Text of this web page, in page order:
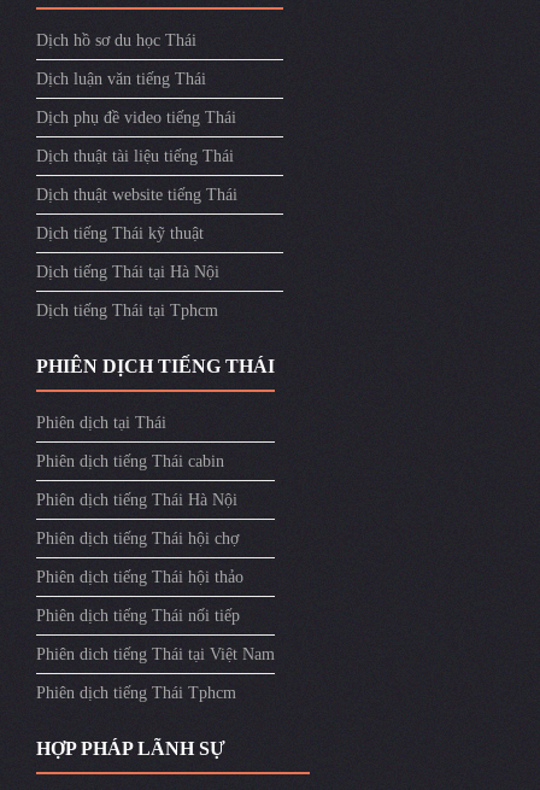
Dịch hồ sơ du học Thái
Dịch luận văn tiếng Thái
Dịch phụ đề video tiếng Thái
Dịch thuật tài liệu tiếng Thái
Dịch thuật website tiếng Thái
Dịch tiếng Thái kỹ thuật
Dịch tiếng Thái tại Hà Nội
Dịch tiếng Thái tại Tphcm
PHIÊN DỊCH TIẾNG THÁI
Phiên dịch tại Thái
Phiên dịch tiếng Thái cabin
Phiên dịch tiếng Thái Hà Nội
Phiên dịch tiếng Thái hội chợ
Phiên dịch tiếng Thái hội thảo
Phiên dịch tiếng Thái nối tiếp
Phiên dich tiếng Thái tại Việt Nam
Phiên dịch tiếng Thái Tphcm
HỢP PHÁP LÃNH SỰ